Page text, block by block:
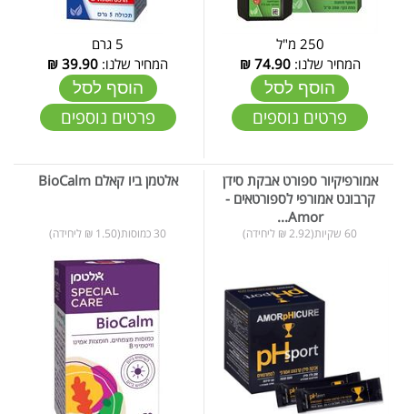
250 מ"ל
המחיר שלנו:74.90
₪
הוסף לסל
פרטים נוספים
5 גרם
המחיר שלנו: 39.90
₪
הוסף לסל
פרטים נוספים
אמורפיקיור ספורט אבקת סידן
קרבונט אמורפי לספורטאים -
Amor...
60 שקיות(2.92 ₪ ליחידה)
אלטמן ביו קאלם BioCalm
30 כמוסות(1.50 ₪ ליחידה)